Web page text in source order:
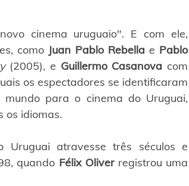
cinema uruguaio". E com ele,
como Juan Pablo Rebella e Pablo
(2005), e Guillermo Casanova com
os espectadores se identificaram
para o cinema do Uruguai,
os idiomas.
Uruguai atravesse três séculos e
quando Félix Oliver registrou uma